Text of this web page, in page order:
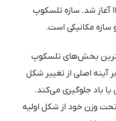
خاور پِرس در سال ۱۳۹۷ آغاز شد. سازه تلسکوپ
سازه مکانیکی است.
بخش‌های تلسکوپ
آینه اصلی از تغییر شکل
باد جلوگیری می‌کند.
وزن خود از شکل اولیه